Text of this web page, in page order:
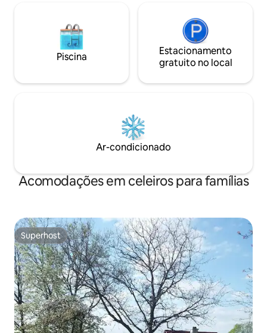
Piscina
Estacionamento
gratuito no local
Ar-condicionado
Acomodações em celeiros para famílias
Superhost
Superhost